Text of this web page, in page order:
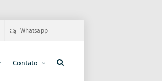
Whatsapp
Contato